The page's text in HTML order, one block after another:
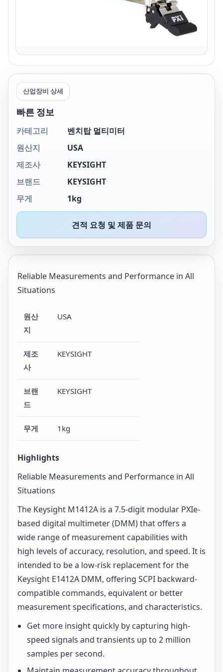
산업장비 상세
빠른 정보
카테고리
벤치탑 멀티미터
원산지
USA
제조사
KEYSIGHT
브랜드
KEYSIGHT
무게
1kg
견적 요청 및 제품 문의
Reliable Measurements and Performance in All
Situations
원산
지
USA
제조
사
KEYSIGHT
브랜
드
KEYSIGHT
무게 1kg
Highlights
Reliable Measurements and Performance in All
Situations
The Keysight M1412A is a 7.5-digit modular PXIe-
based digital multimeter (DMM) that offers a
wide range of measurement capabilities with
high levels of accuracy, resolution, and speed. It is
intended to be a low-risk replacement for the
Keysight E1412A DMM, offering SCPI backward-
compatible commands, equivalent or better
measurement specifications, and characteristics.
Get more insight quickly by capturing high-
speed signals and transients up to 2 million
samples per second.